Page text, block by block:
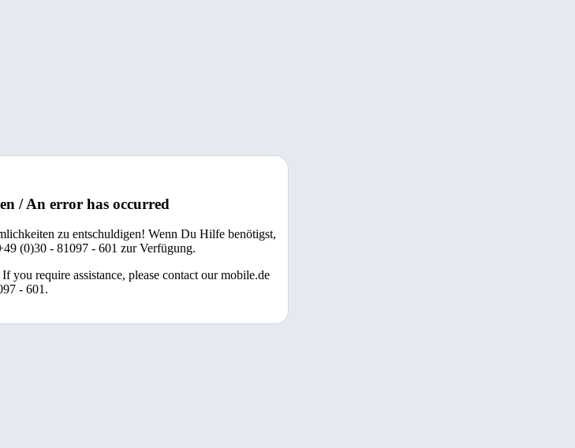
/ An error has occurred
zu entschuldigen! Wenn Du Hilfe benötigst,
(0)30 - 81097 - 601 zur Verfügung.
you require assistance, please contact our mobile.de
- 601.